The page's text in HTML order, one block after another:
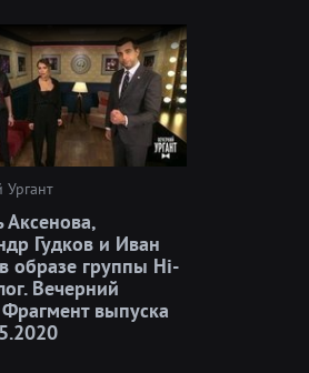
Ургант
Гудков и Иван
образе группы Hi-
Вечерний
Фрагмент выпуска